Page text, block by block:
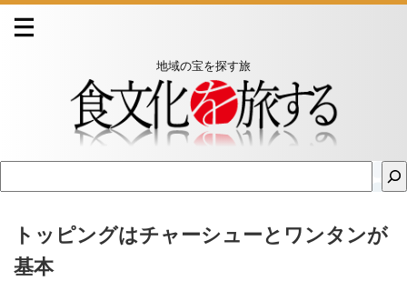
地域の宝を探す旅
トッピングはチャーシューとワンタンが
基本